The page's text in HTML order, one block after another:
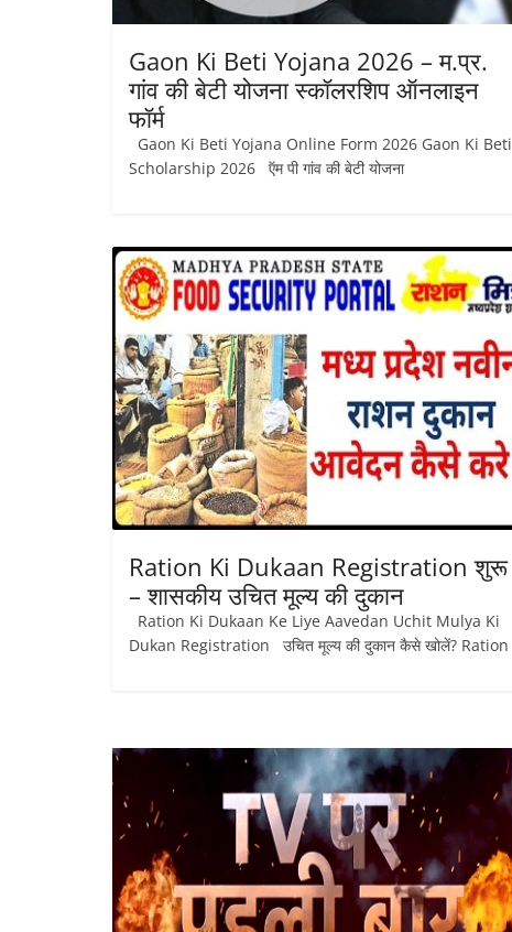
Gaon Ki Beti Yojana 2026 – म.प्र.
गांव की बेटी योजना स्कॉलरशिप ऑनलाइन
फॉर्म
Gaon Ki Beti Yojana Online Form 2026 Gaon Ki Beti
Scholarship 2026 ऍम पी गांव की बेटी योजना
Ration Ki Dukaan Registration शुरू
– शासकीय उचित मूल्य की दुकान
Ration Ki Dukaan Ke Liye Aavedan Uchit Mulya Ki
Dukan Registration उचित मूल्य की दुकान कैसे खोलें? Ration